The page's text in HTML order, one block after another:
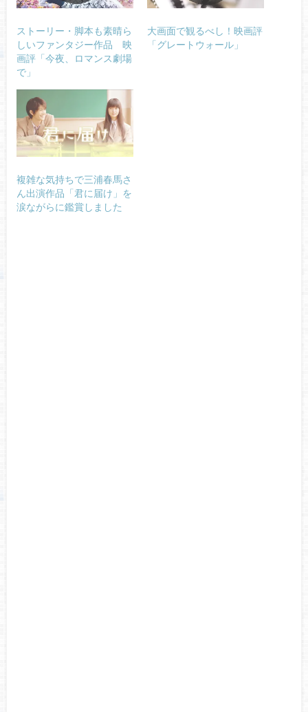
ストーリー・脚本も素晴ら
しいファンタジー作品 映
画評「今夜、ロマンス劇場
で」
大画面で観るべし！映画評
「グレートウォール」
複雑な気持ちで三浦春馬さ
ん出演作品「君に届け」を
涙ながらに鑑賞しました